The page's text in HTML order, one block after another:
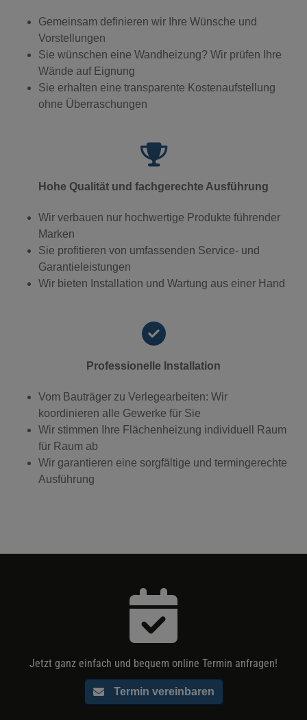
Gemeinsam definieren wir Ihre Wünsche und
Vorstellungen
Sie wünschen eine Wandheizung? Wir prüfen Ihre
Wände auf Eignung
Sie erhalten eine transparente Kostenaufstellung
ohne Überraschungen
Hohe Qualität und fachgerechte Ausführung
Wir verbauen nur hochwertige Produkte führender
Marken
Sie profitieren von umfassenden Service- und
Garantieleistungen
Wir bieten Installation und Wartung aus einer Hand
Professionelle Installation
Vom Bauträger zu Verlegearbeiten: Wir
koordinieren alle Gewerke für Sie
Wir stimmen Ihre Flächenheizung individuell Raum
für Raum ab
Wir garantieren eine sorgfältige und termingerechte
Ausführung
Jetzt ganz einfach und bequem online Termin anfragen!
Termin vereinbaren